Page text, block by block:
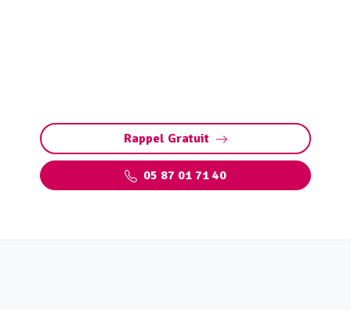
Rappel Gratuit
05 87 01 71 40